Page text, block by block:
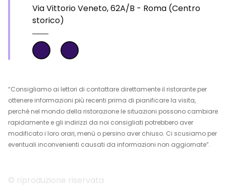
Via Vittorio Veneto, 62A/B - Roma (Centro
storico)
“Consigliamo ai lettori di contattare direttamente il ristorante per
ottenere informazioni più recenti prima di pianificare la visita,
perché nel mondo della ristorazione le situazioni possono cambiare
rapidamente e gli indirizzi da noi consigliati potrebbero aver
modificato i loro orari, menù o persino aver chiuso. Ci scusiamo per
eventuali inconvenienti causati da informazioni non aggiornate”.
© riproduzione riservata